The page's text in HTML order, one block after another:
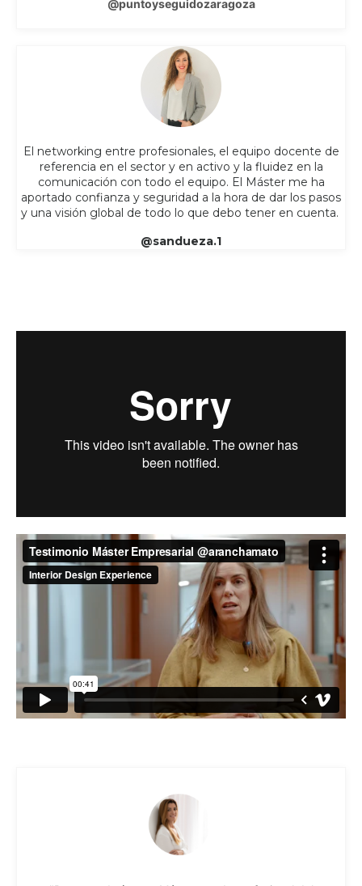
@puntoyseguidozaragoza
El networking entre profesionales, el equipo docente de
referencia en el sector y en activo y la fluidez en la
comunicación con todo el equipo. El Máster me ha
aportado confianza y seguridad a la hora de dar los pasos
y una visión global de todo lo que debo tener en cuenta.
@sandueza.1